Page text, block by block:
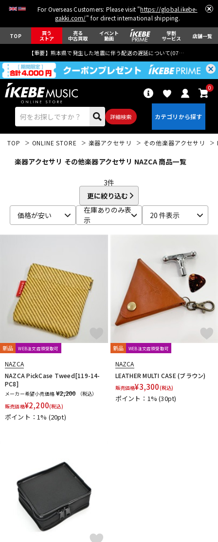
For Overseas Customers: Please visit "https://global.ikebe-
gakki.com/" for direct international shipping.
TOP 買う
ストア
売る
中古買取
イベント
動画
学割
サービス 店舗一覧
【重要】熊本県で発生した地震に伴う配送の遅延について(07月29日
詳細検索
0
ベース ウクレレ
ドラム パーカッション
キーボード
管楽器
アンプ エフェクター
DJ機器
配信/ライブ機器
中古
TOP ONLINE STORE 楽器アクセサリ その他楽器アクセサリ
楽器アクセサリ その他楽器アクセサリ NAZCA 商品一覧
3件
更に絞り込む
価格が安い
在庫ありのみ表
示
20 件表示
新品 WEB注文店頭受取可
NAZCA
NAZCA PickCase Tweed[119-14-
PC8]
メーカー希望小売価格 ¥2,200
（税込）
販売価格¥2,200(税込)
ポイント：1% (20pt)
新品 WEB注文店頭受取可
NAZCA
LEATHER MULTI CASE (ブラウン)
販売価格¥3,300(税込)
ポイント：1%(30pt)